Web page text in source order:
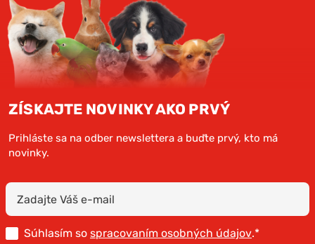
ZÍSKAJTE NOVINKY AKO PRVÝ
Prihláste sa na odber newslettera a buďte prvý, kto má
novinky.
Súhlasím so spracovaním osobných údajov.*